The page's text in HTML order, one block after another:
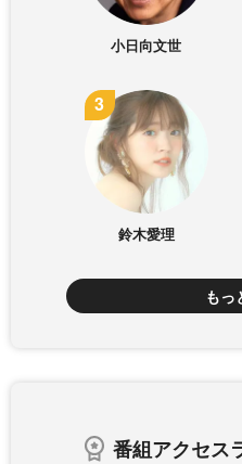
小日向文世
鈴木愛理
もっ
番組アクセス